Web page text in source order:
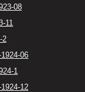
08
11
2
06
1
12